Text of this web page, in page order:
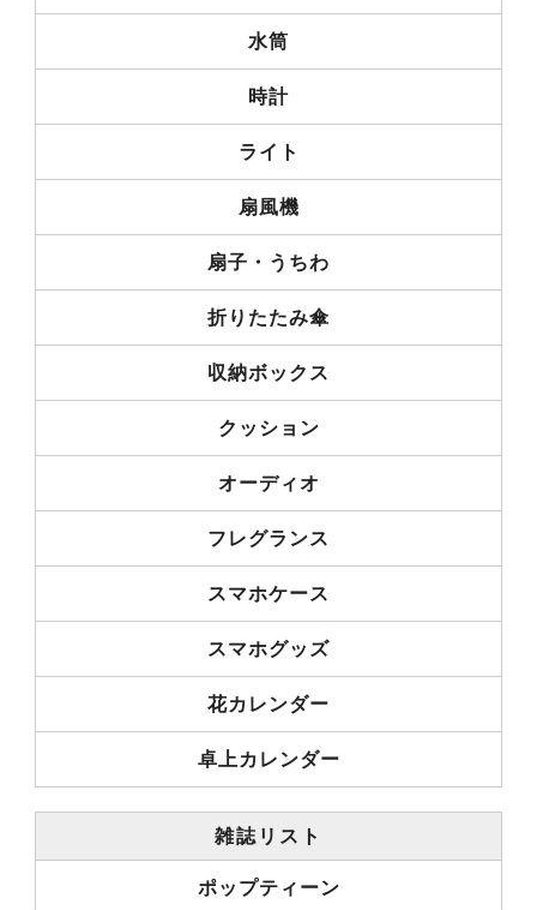
水筒
時計
ライト
扇風機
扇子・うちわ
折りたたみ傘
収納ボックス
クッション
オーディオ
フレグランス
スマホケース
スマホグッズ
花カレンダー
卓上カレンダー
雑誌リスト
ポップティーン